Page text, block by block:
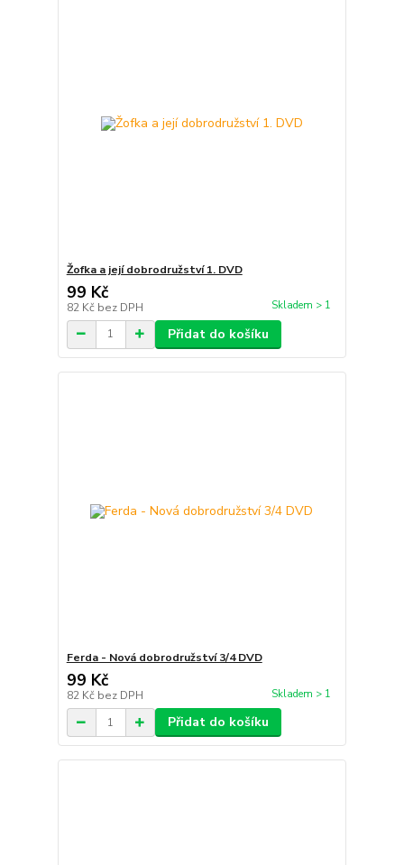
Žofka a její dobrodružství 1. DVD
99 Kč
82 Kč bez DPH Skladem > 1
Přidat do košíku
Ferda - Nová dobrodružství 3/4 DVD
99 Kč
82 Kč bez DPH Skladem > 1
Přidat do košíku